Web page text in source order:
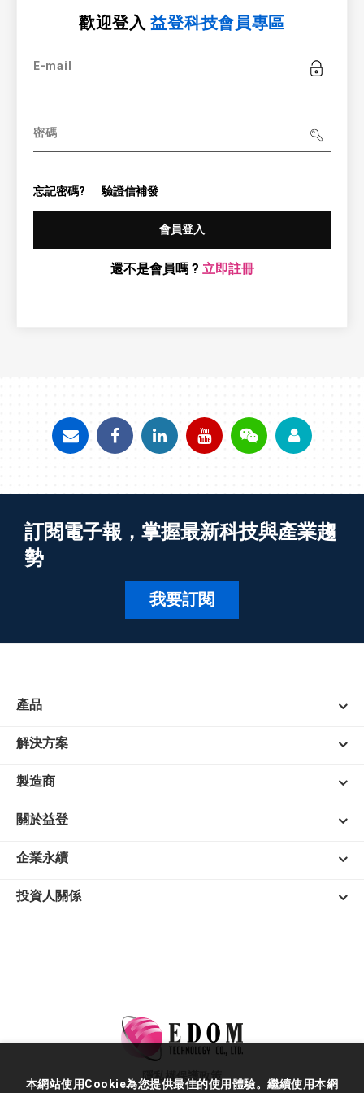
歡迎登入益登科技會員專區
E-mail
密碼
忘記密碼? 驗證信補發
會員登入
還不是會員嗎 ? 立即註冊
訂閱電子報，掌握最新科技與產業趨
勢
我要訂閱
產品
解決方案
製造商
關於益登
企業永續
投資人關係
隱私權保護政策
本網站使用Cookie為您提供最佳的使用體驗。繼續使用本網